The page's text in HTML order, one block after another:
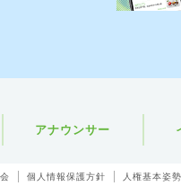
アナウンサー
個人情報保護方針 人権基本姿勢